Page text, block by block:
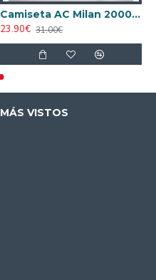
Camiseta AC Milan 2000/2001 Local Retro
23.90€ 31.00€
MÁS VISTOS